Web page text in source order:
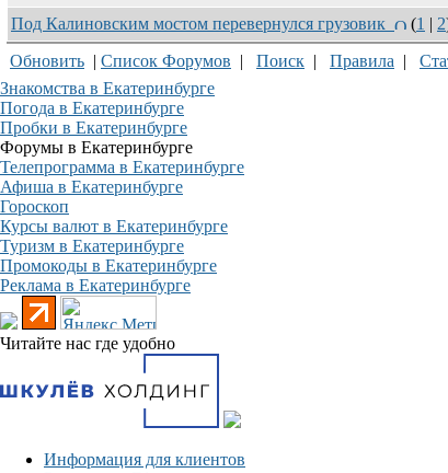
Под Калиновским мостом перевернулся грузовик
(1 | 2
Обновить | Список Форумов | Поиск | Правила |
Знакомства в Екатеринбурге
Погода в Екатеринбурге
Пробки в Екатеринбурге
Форумы в Екатеринбурге
Телепрограмма в Екатеринбурге
Афиша в Екатеринбурге
Гороскоп
Курсы валют в Екатеринбурге
Туризм в Екатеринбурге
Промокоды в Екатеринбурге
Реклама в Екатеринбурге
Читайте нас где удобно
Информация для клиентов